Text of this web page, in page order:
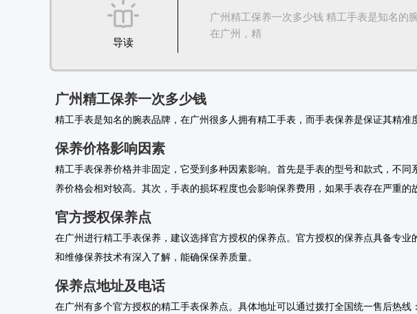
导读
广州精工保养一次多少钱 精工手表是知名的
在广州，精
广州精工保养一次多少钱
精工手表是知名的腕表品牌，在广州很多人拥有精工手表，而手表保养是保证其精
保养价格影响因素
精工手表保养价格并非固定，它受到多种因素影响。首先是手表的型号和款式，不
养价格会相对较高。其次，手表的损坏程度也会影响保养费用，如果手表存在严重的
官方授权保养点
在广州进行精工手表保养，建议选择官方授权的保养点。官方授权的保养点具备专
和维修保养技术有深入了解，能确保保养质量。
保养点地址及电话
在广州有多个官方授权的精工手表保养点。具体地址可以通过拨打全国统一售后热